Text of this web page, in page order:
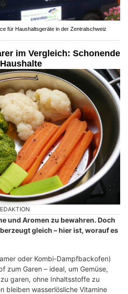
für Haushaltsgeräte in der Zentralschweiz
im Vergleich: Schonende
und Aromen zu bewahren. Doch
gleich – hier ist, worauf es
oder Kombi-Dampfbackofen)
zum Garen – ideal, um Gemüse,
garen, ohne Inhaltsstoffe zu
bleiben wasserlösliche Vitamine